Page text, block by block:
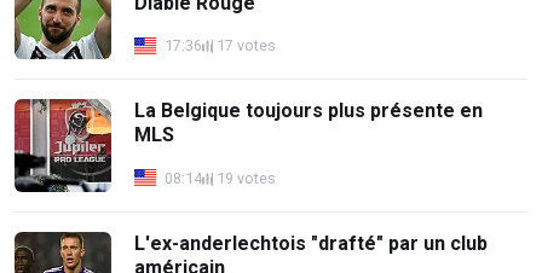
17:36 17 votes
La Belgique toujours plus présente en
MLS
08:14 19 votes
L'ex-anderlechtois "drafté" par un club
américain